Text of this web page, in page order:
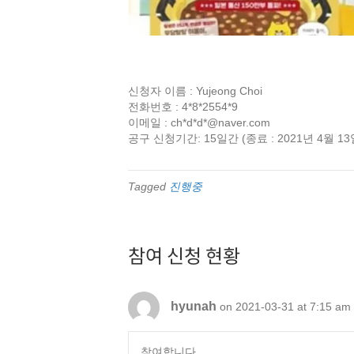
신청자 이름 : Yujeong Choi
전화번호 : 4*8*2554*9
이메일 : ch*d*d*@naver.com
공구 신청기간: 15일간 (종료 : 2021년 4월 13
Tagged 진행중
참여 신청 현황
hyunah on 2021-03-31 at 7:15 am